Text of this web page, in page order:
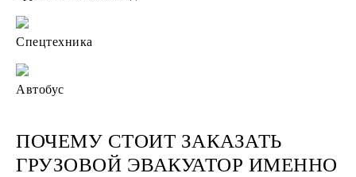
Спецтехника
Автобус
ПОЧЕМУ СТОИТ ЗАКАЗАТЬ
ГРУЗОВОЙ ЭВАКУАТОР ИМЕННО